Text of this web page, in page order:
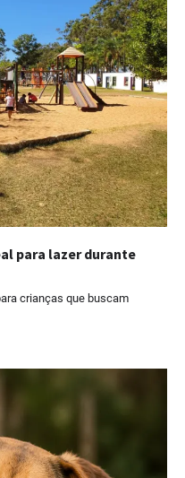
para lazer durante
crianças que buscam